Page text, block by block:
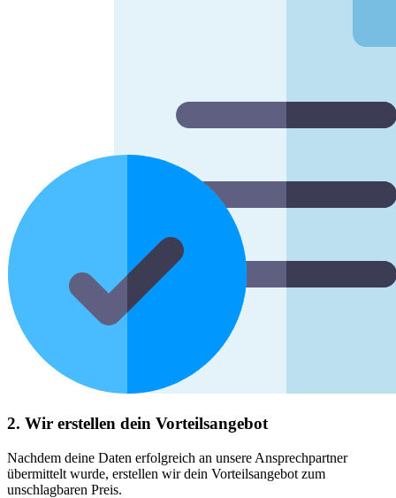
2. Wir erstellen dein Vorteilsangebot
Nachdem deine Daten erfolgreich an unsere Ansprechpartner
übermittelt wurde, erstellen wir dein Vorteilsangebot zum
unschlagbaren Preis.